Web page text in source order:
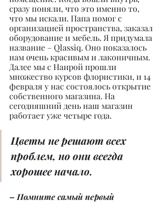
сразу поняли, что это именно то,
что мы искали. Папа помог с
организацией пространства, заказал
оборудование и мебель. Я придумала
название – Qlassiq. Оно показалось
нам очень красивым и лаконичным.
Далее мы с Наирой прошли
множество курсов флористики, и 14
февраля у нас состоялось открытие
собственного магазина. На
сегодняшний день наш магазин
работает уже четыре года.
Цветы не решают всех
проблем, но они всегда
хорошее начало.
– Помните самый первый